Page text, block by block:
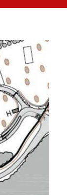
K